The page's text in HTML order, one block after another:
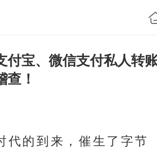
付宝、微信支付私人转
查！
代的到来，催生了字节